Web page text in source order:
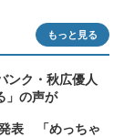
もっと見る
ンク・秋広優人
」の声が
表 「めっちゃ